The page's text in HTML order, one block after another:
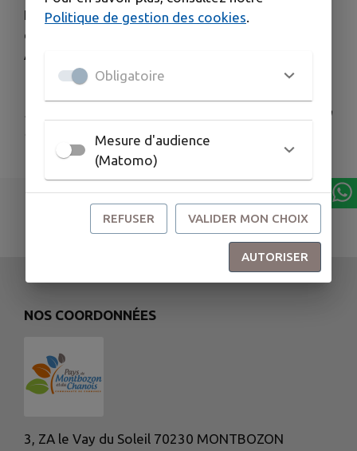
N’hésitez pas à nous contacter pour toutes vos
questions ou pour prendre rendez-vous.
À très vite ! 😊
Publié par France Services du pays de Montbozon
et du Chanois
NOS COORDONNÉES
3, ZA le Vay du Soleil 70230 MONTBOZON
Politique de gestion des cookies
Obligatoire
Mesure d'audience
(Matomo)
REFUSER VALIDER MON CHOIX
AUTORISER